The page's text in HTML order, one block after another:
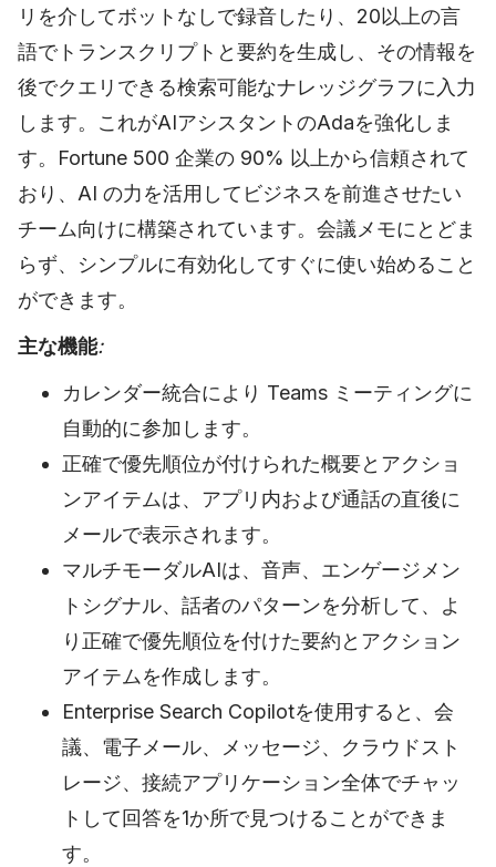
リを介してボットなしで録音したり、20以上の言
語でトランスクリプトと要約を生成し、その情報を
後でクエリできる検索可能なナレッジグラフに入力
します。これがAIアシスタントのAdaを強化しま
す。Fortune 500 企業の 90% 以上から信頼されて
おり、AI の力を活用してビジネスを前進させたい
チーム向けに構築されています。会議メモにとどま
らず、シンプルに有効化してすぐに使い始めること
ができます。
主な機能:
カレンダー統合により Teams ミーティングに
自動的に参加します。
正確で優先順位が付けられた概要とアクショ
ンアイテムは、アプリ内および通話の直後に
メールで表示されます。
マルチモーダルAIは、音声、エンゲージメン
トシグナル、話者のパターンを分析して、よ
り正確で優先順位を付けた要約とアクション
アイテムを作成します。
Enterprise Search Copilotを使用すると、会
議、電子メール、メッセージ、クラウドスト
レージ、接続アプリケーション全体でチャッ
トして回答を1か所で見つけることができま
す。